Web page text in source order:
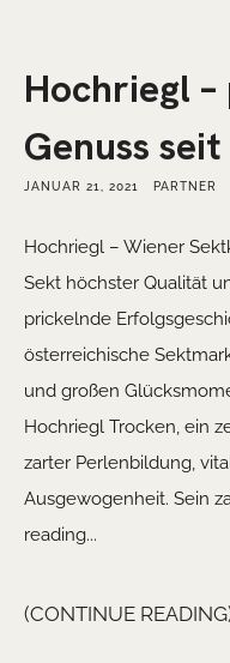
Hochriegl
Genuss
JANUAR 21, 2021 PARTNER
Hochriegl – Wiener
Sekt höchster Qualität
prickelnde
österreichische
und großen
Hochriegl Trocken, ein
zarter Perlenbildung,
Ausgewogenheit. Sein
reading...
CONTINUE READING